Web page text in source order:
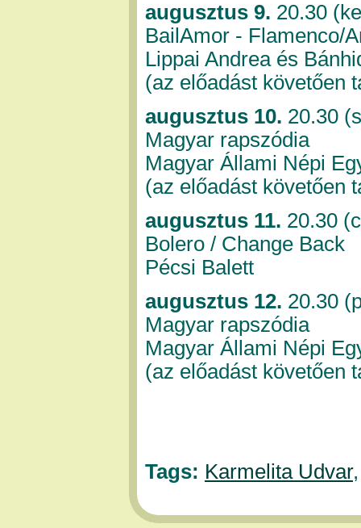
augusztus 9. 20.30
BailAmor - Flamenco/
Lippai Andrea és
(az előadást követően
augusztus 10. 20.30
Magyar rapszódia
Magyar Állami Népi
(az előadást követően
augusztus 11. 20.30
Bolero / Change Back
Pécsi Balett
augusztus 12. 20.30
Magyar rapszódia
Magyar Állami Népi
(az előadást követően
Tags: Karmelita Udvar